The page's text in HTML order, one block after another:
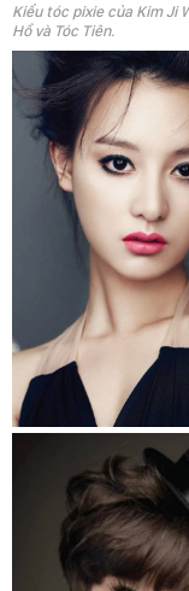
Kiểu tóc pixie của Kim Ji
Hồ và Tóc Tiên.